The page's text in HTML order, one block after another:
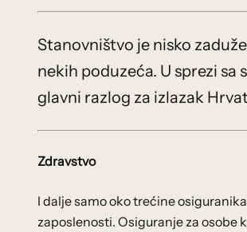
Stanovništvo je nisko
nekih poduzeća. U sprezi
glavni razlog za izlazak
Zdravstvo
I dalje samo oko trećine
zaposlenosti. Osiguranje za osobe